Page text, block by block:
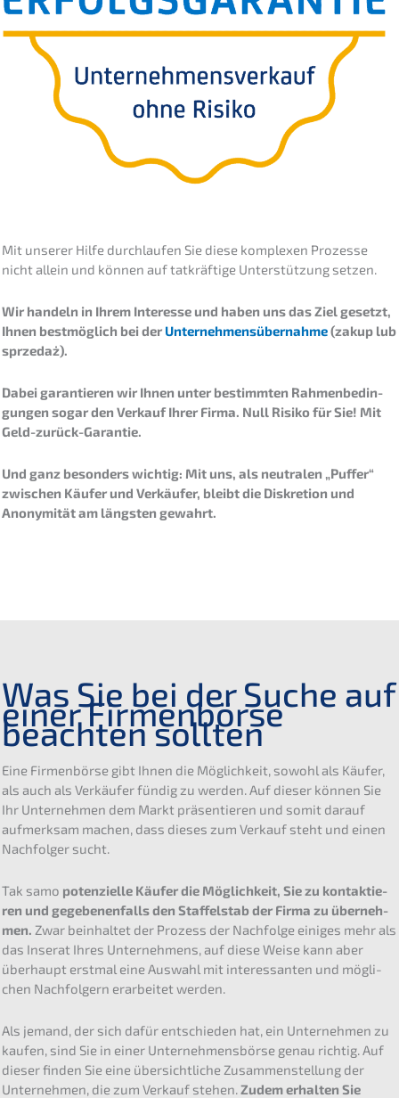
Mit unserer Hilfe durch­lau­fen Sie diese komple­xen Prozes­se
nicht allein und können auf tatkräf­ti­ge Unter­stüt­zung setzen.
Wir handeln in Ihrem Inter­es­se und haben uns das Ziel gesetzt,
Ihnen bestmög­lich bei der Unter­neh­mens­über­nah­me(zakup lub
sprzedaż).
Dabei garan­tie­ren wir Ihnen unter bestimm­ten Rahmen­be­din­
gun­gen sogar den Verkauf Ihrer Firma. Null Risiko für Sie! Mit
Geld-zurück-Garantie.
Und ganz beson­ders wichtig: Mit uns, als neutra­len „Puffer“
zwischen Käufer und Verkäu­fer, bleibt die Diskre­ti­on und
Anony­mi­tät am längs­ten gewahrt.
Was Sie bei der Suche auf
einer Firmen­bör­se
beach­ten sollten
Eine Firmen­bör­se gibt Ihnen die Möglich­keit, sowohl als Käufer,
als auch als Verkäu­fer fündig zu werden. Auf dieser können Sie
Ihr Unter­neh­men dem Markt präsen­tie­ren und somit darauf
aufmerk­sam machen, dass dieses zum Verkauf steht und einen
Nachfol­ger sucht.
Tak samo poten­zi­el­le Käufer die Möglich­keit, Sie zu kontak­tie­
ren und gegebe­nen­falls den Staffel­stab der Firma zu überneh­
men. Zwar beinhal­tet der Prozess der Nachfol­ge einiges mehr als
das Inserat Ihres Unter­neh­mens, auf diese Weise kann aber
überhaupt erstmal eine Auswahl mit inter­es­san­ten und mögli­
chen Nachfol­gern erarbei­tet werden.
Als jemand, der sich dafür entschie­den hat, ein Unter­neh­men zu
kaufen, sind Sie in einer Unter­neh­mens­bör­se genau richtig. Auf
dieser finden Sie eine übersicht­li­che Zusam­men­stel­lung der
Unter­neh­men, die zum Verkauf stehen.Zudem erhal­ten Sie